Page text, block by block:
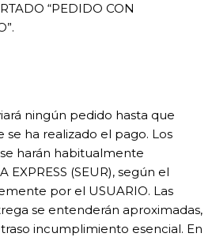
“PEDIDO CON
ningún pedido hasta que
ha realizado el pago. Los
harán habitualmente
EXPRESS (SEUR), según el
por el USUARIO. Las
se entenderán aproximadas,
incumplimiento esencial. En